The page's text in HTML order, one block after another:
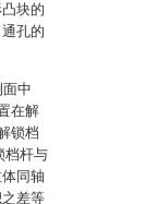
块的
孔的
中
在解
锁档
档杆与
同轴
差等